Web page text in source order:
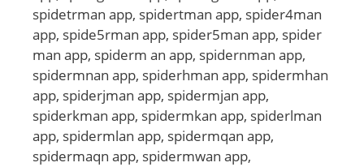
spidetrman app, spidertman app, spider4man
app, spide5rman app, spider5man app, spider
man app, spiderm an app, spidernman app,
spidermnan app, spiderhman app, spidermhan
app, spiderjman app, spidermjan app,
spiderkman app, spidermkan app, spiderlman
app, spidermlan app, spidermqan app,
spidermaqn app, spidermwan app,